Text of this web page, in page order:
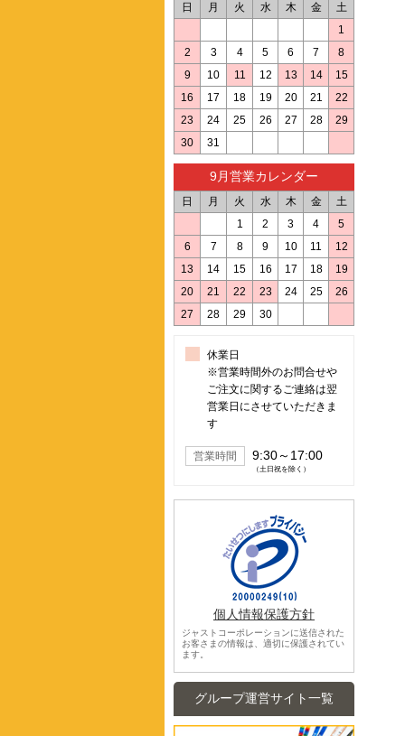
日 月 火 水 木 金
土
1
2
3 4 5 6 7
8
9
10 11 12 13 14
15
16
17 18 19 20 21
22
23
24 25 26 27 28
29
30
31
9月営業カレンダー
日 月 火 水 木 金
土
1
2 3 4
5
6
7 8 9 10 11
12
13
14 15 16 17 18
19
20
21 22 23 24 25
26
27
28 29 30
休業日
※営業時間外のお問合せや
ご注文に関するご連絡は翌
営業日にさせていただきま
す
営業時間 9:30～17:00
（土日祝を除く）
個人情報保護方針
ジャストコーポレーションに送信された
お客さまの情報は、適切に保護されてい
ます。
グループ運営サイト一覧